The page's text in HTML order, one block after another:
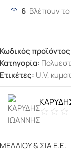
6 Βλέπουν
Κωδικός
Κατηγορία:
Ετικέτες: U.V,
ΜΕΛΛΙΟΥ & ΣΙΑ Ε.Ε.